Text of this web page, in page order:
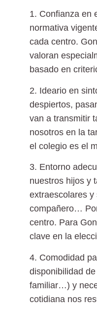
1. Confianza en
normativa
cada centro.
valoran
basado en
2. Ideario en
despiertos,
van a transmitir
nosotros en la
el colegio es el
3. Entorno
nuestros hijos y
extraescolares
compañero…
centro. Para
clave en la
4. Comodidad
disponibilidad
familiar…) y
cotidiana nos